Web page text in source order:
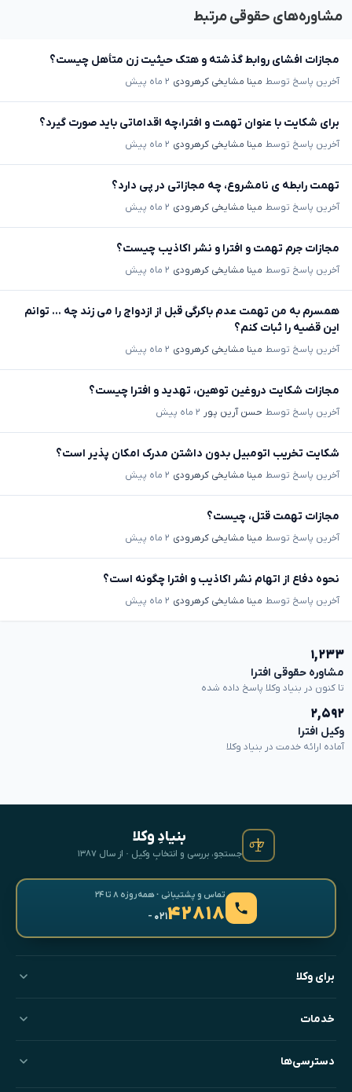
مشاوره‌های حقوقی مرتبط
مجازات افشای روابط گذشته و هتک حیثیت زن متأهل چیست؟
آخرین پاسخ توسط مینا مشایخی کرهرودی ۲ ماه پیش
برای شکایت با عنوان تهمت و افترا،چه اقداماتی باید صورت گیرد؟
آخرین پاسخ توسط مینا مشایخی کرهرودی ۲ ماه پیش
تهمت رابطه ی نامشروع، چه مجازاتی در پی دارد؟
آخرین پاسخ توسط مینا مشایخی کرهرودی ۲ ماه پیش
مجازات جرم تهمت و افترا و نشر اکاذیب چیست؟
آخرین پاسخ توسط مینا مشایخی کرهرودی ۲ ماه پیش
همسرم به من تهمت عدم باکرگی قبل از ازدواج را می زند چه ... توانم
این قضیه را ثبات کنم؟
آخرین پاسخ توسط مینا مشایخی کرهرودی ۲ ماه پیش
مجازات شکایت دروغین توهین، تهدید و افترا چیست؟
آخرین پاسخ توسط حسن آرین پور ۲ ماه پیش
شکایت تخریب اتومبیل بدون داشتن مدرک امکان پذیر است؟
آخرین پاسخ توسط مینا مشایخی کرهرودی ۲ ماه پیش
مجازات تهمت قتل، چیست؟
آخرین پاسخ توسط مینا مشایخی کرهرودی ۲ ماه پیش
نحوه دفاع از اتهام نشر اکاذیب و افترا چگونه است؟
آخرین پاسخ توسط مینا مشایخی کرهرودی ۲ ماه پیش
۱,۲۳۳
مشاوره حقوقی افترا
تا کنون در بنیاد وکلا پاسخ داده شده
۲,۵۹۲
وکیل افترا
آماده ارائه خدمت در بنیاد وکلا
بنیادِ وکلا
جستجو، بررسی و انتخابِ وکیل · از سال ۱۳۸۷
تماس و پشتیبانی · همه‌روزه ۸ تا ۲۴
۴۲۸۱۸- ۰۲۱
برای وکلا
خدمات
دسترسی‌ها